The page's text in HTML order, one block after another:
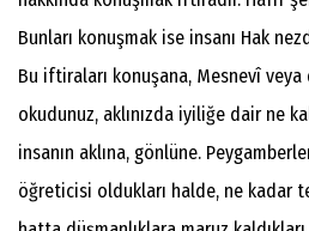
Bunları konuşmak ise insanı Hak
Bu iftiraları konuşana, Mesnevî
okudunuz, aklınızda iyiliğe dair ne
insanın aklına, gönlüne.
öğreticisi oldukları halde, ne kadar